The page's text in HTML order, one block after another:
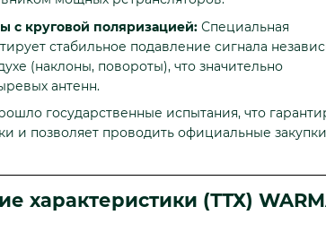
с круговой поляризацией: Специальная
стабильное подавление сигнала
(наклоны, повороты), что значительно
антенн.
государственные испытания, что
и позволяет проводить официальные
характеристики (ТТХ)